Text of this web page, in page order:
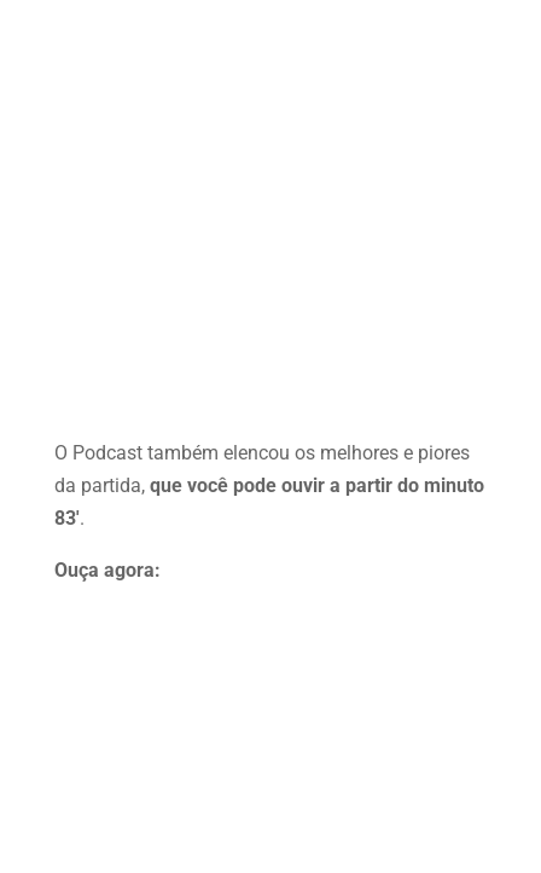
O Podcast também elencou os melhores e piores
da partida, que você pode ouvir a partir do minuto
83′.
Ouça agora: